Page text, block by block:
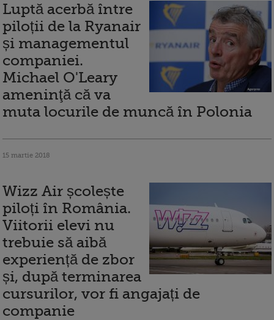
Luptă acerbă între
piloții de la Ryanair
și managementul
companiei.
Michael O'Leary
ameninţă că va
muta locurile de muncă în Polonia
15 martie 2018
Wizz Air școlește
piloți în România.
Viitorii elevi nu
trebuie să aibă
experiență de zbor
și, după terminarea
cursurilor, vor fi angajați de
companie